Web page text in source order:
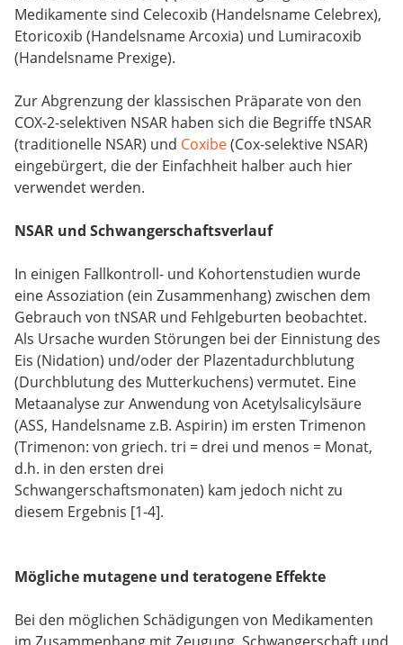
Medikamente sind Celecoxib (Handelsname Celebrex),
Etoricoxib (Handelsname Arcoxia) und Lumiracoxib
(Handelsname Prexige).
Zur Abgrenzung der klassischen Präparate von den
COX-2-selektiven NSAR haben sich die Begriffe tNSAR
(traditionelle NSAR) und Coxibe(Cox-selektive NSAR)
eingebürgert, die der Einfachheit halber auch hier
verwendet werden.
NSAR und Schwangerschaftsverlauf
In einigen Fallkontroll- und Kohortenstudien wurde
eine Assoziation (ein Zusammenhang) zwischen dem
Gebrauch von tNSAR und Fehlgeburten beobachtet.
Als Ursache wurden Störungen bei der Einnistung des
Eis (Nidation) und/oder der Plazentadurchblutung
(Durchblutung des Mutterkuchens) vermutet. Eine
Metaanalyse zur Anwendung von Acetylsalicylsäure
(ASS, Handelsname z.B. Aspirin) im ersten Trimenon
(Trimenon: von griech. tri = drei und menos = Monat,
d.h. in den ersten drei
Schwangerschaftsmonaten) kam jedoch nicht zu
diesem Ergebnis [1-4].
Mögliche mutagene und teratogene Effekte
Bei den möglichen Schädigungen von Medikamenten